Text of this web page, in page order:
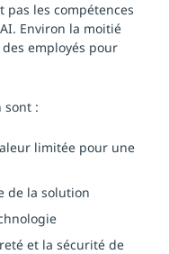
pas les compétences
Environ la moitié
employés pour
sont :
limitée pour une
de la solution
et la sécurité de